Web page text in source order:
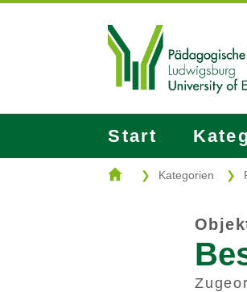
Start
Kategorien